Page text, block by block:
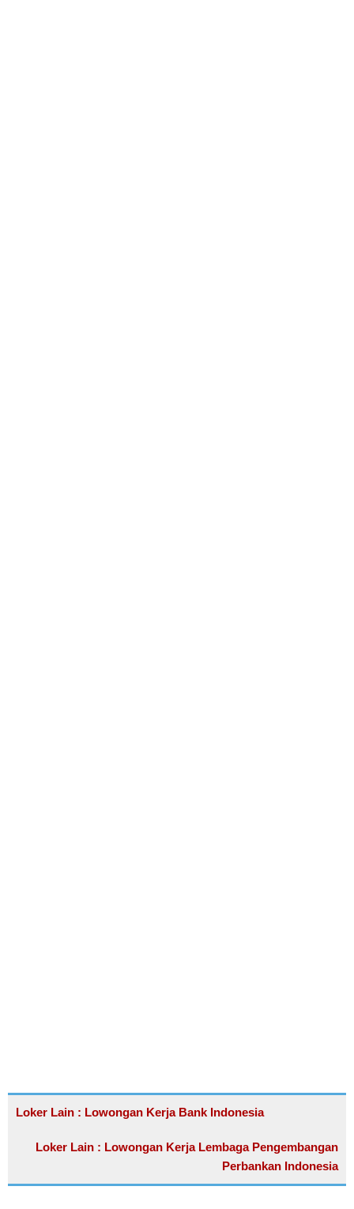
Loker Lain : Lowongan Kerja Bank Indonesia
Loker Lain : Lowongan Kerja Lembaga Pengembangan
Perbankan Indonesia